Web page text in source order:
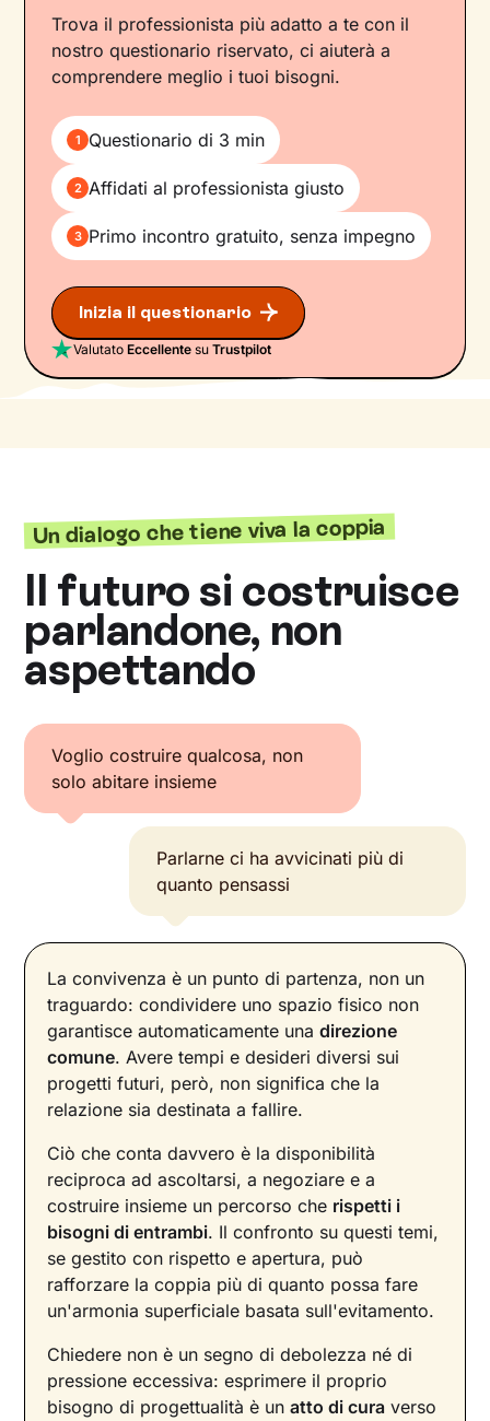
Trova il professionista più adatto a te con il
nostro questionario riservato, ci aiuterà a
comprendere meglio i tuoi bisogni.
1 Questionario di 3 min
2 Affidati al professionista giusto
3 Primo incontro gratuito, senza impegno
Inizia il questionario
ValutatoEccellente suTrustpilot
Un dialogo che tiene viva la coppia
Il futuro si costruisce
parlandone, non
aspettando
Voglio costruire qualcosa, non
solo abitare insieme
Parlarne ci ha avvicinati più di
quanto pensassi
La convivenza è un punto di partenza, non un
traguardo: condividere uno spazio fisico non
garantisce automaticamente unadirezione
comune. Avere tempi e desideri diversi sui
progetti futuri, però, non significa che la
relazione sia destinata a fallire.
Ciò che conta davvero è la disponibilità
reciproca ad ascoltarsi, a negoziare e a
costruire insieme un percorso che rispetti i
bisogni di entrambi. Il confronto su questi temi,
se gestito con rispetto e apertura, può
rafforzare la coppia più di quanto possa fare
un'armonia superficiale basata sull'evitamento.
Chiedere non è un segno di debolezza né di
pressione eccessiva: esprimere il proprio
bisogno di progettualità è unatto di cura verso